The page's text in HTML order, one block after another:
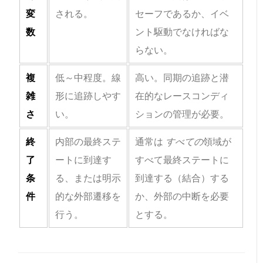
変
数
される。
セーフであるか、イベ
ント駆動でなければな
らない。
複
雑
さ
低～中程度。線
形に追跡しやす
い。
高い。同期の追跡と潜
在的なレースコンディ
ションの管理が必要。
終
了
条
件
内部の最終ステ
ートに到達す
る、または明示
的な外部遷移を
行う。
通常は すべての領域が
すべて最終ステートに
到達する（結合）する
か、外部の中断を必要
とする。